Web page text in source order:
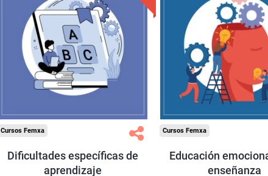
Descuentos especiales
Sin requisitos de acceso
Diploma
Compra segura
Cursos Femxa
Dificultades específicas de
aprendizaje
Descuentos especiales
Sin requisitos de acceso
Diploma
Compra segura
Cursos Femxa
Educación
enseñanza